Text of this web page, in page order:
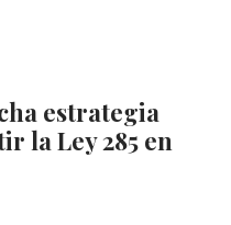
estrategia
la Ley 285 en